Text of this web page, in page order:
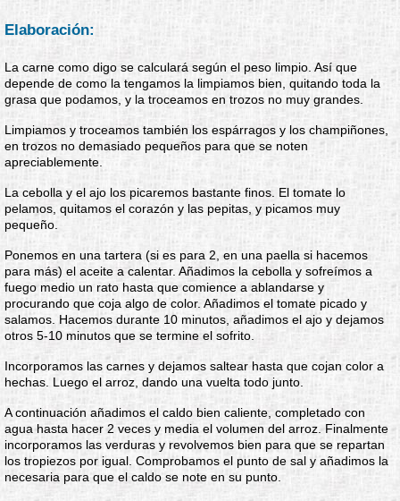
Elaboración:
La carne como digo se calculará según el peso limpio. Así que
depende de como la tengamos la limpiamos bien, quitando toda la
grasa que podamos, y la troceamos en trozos no muy grandes.
Limpiamos y troceamos también los espárragos y los champiñones,
en trozos no demasiado pequeños para que se noten
apreciablemente.
La cebolla y el ajo los picaremos bastante finos. El tomate lo
pelamos, quitamos el corazón y las pepitas, y picamos muy
pequeño.
Ponemos en una tartera (si es para 2, en una paella si hacemos
para más) el aceite a calentar. Añadimos la cebolla y sofreímos a
fuego medio un rato hasta que comience a ablandarse y
procurando que coja algo de color. Añadimos el tomate picado y
salamos. Hacemos durante 10 minutos, añadimos el ajo y dejamos
otros 5-10 minutos que se termine el sofrito.
Incorporamos las carnes y dejamos saltear hasta que cojan color a
hechas. Luego el arroz, dando una vuelta todo junto.
A continuación añadimos el caldo bien caliente, completado con
agua hasta hacer 2 veces y media el volumen del arroz. Finalmente
incorporamos las verduras y revolvemos bien para que se repartan
los tropiezos por igual. Comprobamos el punto de sal y añadimos la
necesaria para que el caldo se note en su punto.